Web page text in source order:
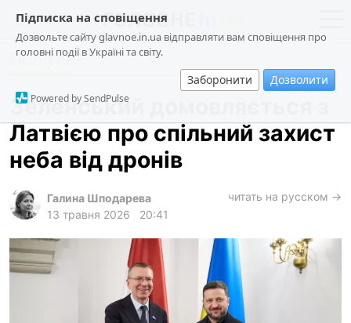
Підписка на сповіщення
Дозвольте сайту glavnoe.in.ua відправляти вам сповіщення про
головні події в Україні та світу.
Заборонити Дозволити
Powered by SendPulse
новини
про проєкт
суспільство
події
лонгріди
харків
архів
Політика
Зеленський домовляється з
Латвією про спільний захист
неба від дронів
Галина Шподарева
13 травня 2026
20:41
читать на русском →